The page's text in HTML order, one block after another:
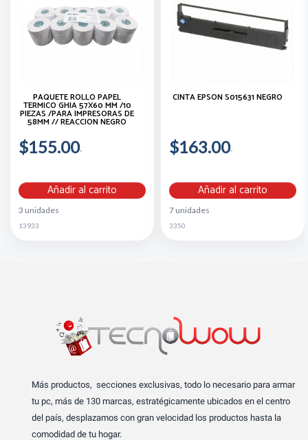
PAQUETE ROLLO PAPEL
TERMICO GHIA 57X60 MM /10
PIEZAS /PARA IMPRESORAS DE
58MM // REACCION NEGRO
$155.00
Añadir al carrito
3 unidades
13933
CINTA EPSON S015631 NEGRO
$163.00
Añadir al carrito
7 unidades
3350
Más productos, secciones exclusivas, todo lo necesario para armar
tu pc, más de 130 marcas, estratégicamente ubicados en el centro
del país, desplazamos con gran velocidad los productos hasta la
comodidad de tu hogar.